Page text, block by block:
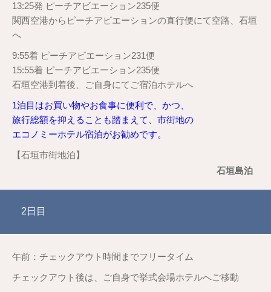
13:25発 ピーチアビエーション235便
関西空港からピーチアビエーションの直行便にて空路、石垣
へ
9:55着 ピーチアビエーション231便
15:55着 ピーチアビエーション235便
石垣空港到着後、ご自身にてご宿泊ホテルへ
1泊目はお買い物やお食事に便利で、かつ、
旅行総額を抑えることも踏まえて、市街地の
エコノミーホテル宿泊がお勧めです。
【石垣市街地泊】
石垣島泊
2日目
午前：チェックアウト時間までフリータイム
チェックアウト後は、ご自身で挙式会場ホテルへご移動